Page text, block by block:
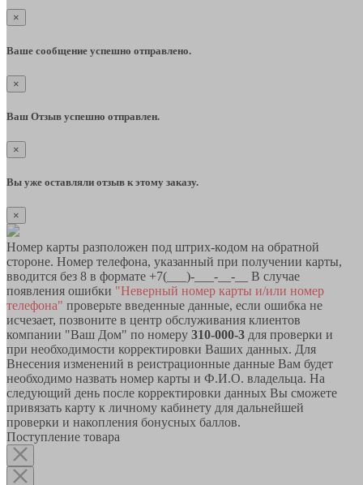
×
Ваше сообщение успешно отправлено.
×
Ваш Отзыв успешно отправлен.
×
Вы уже оставляли отзыв к этому заказу.
×
Номер карты разположен под штрих-кодом на обратной
стороне. Номер телефона, указанный при получении карты,
вводится без 8 в формате +7(___)-___-__-__ В случае
появления ошибки "Неверный номер карты и/или номер
телефона" проверьте введенные данные, если ошибка не
исчезает, позвоните в центр обслуживания клиентов
компании "Ваш Дом" по номеру 310-000-3 для проверки и
при необходимости корректировки Ваших данных. Для
Внесения изменений в реистрационные данные Вам будет
необходимо назвать номер карты и Ф.И.О. владельца. На
следующий день после корректировки данных Вы сможете
привязать карту к личному кабинету для дальнейшей
проверки и накопления бонусных баллов.
Поступление товара